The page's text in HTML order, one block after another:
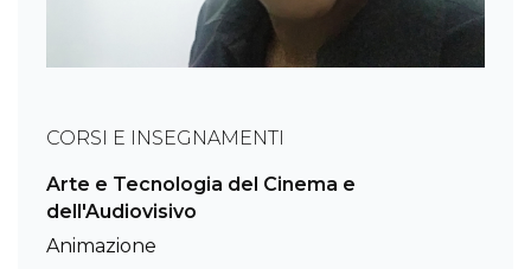
CORSI E INSEGNAMENTI
Arte e Tecnologia del Cinema e
dell'Audiovisivo
Animazione